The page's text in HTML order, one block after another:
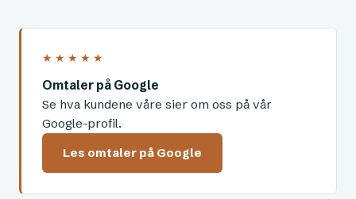
★★★★★
Omtaler på Google
Se hva kundene våre sier om oss på vår
Google-profil.
Les omtaler på Google